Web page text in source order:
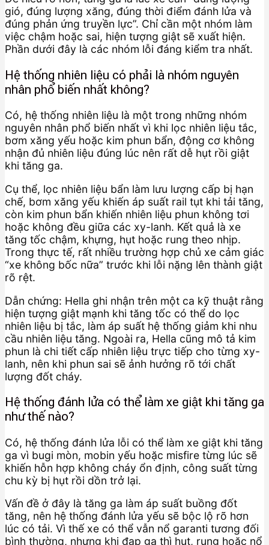
gió, đúng lượng xăng, đúng thời điểm đánh lửa và
đúng phản ứng truyền lực”. Chỉ cần một nhóm làm
việc chậm hoặc sai, hiện tượng giật sẽ xuất hiện.
Phần dưới đây là các nhóm lỗi đáng kiểm tra nhất.
Hệ thống nhiên liệu có phải là nhóm nguyên
nhân phổ biến nhất không?
Có, hệ thống nhiên liệu là một trong những nhóm
nguyên nhân phổ biến nhất vì khi lọc nhiên liệu tắc,
bơm xăng yếu hoặc kim phun bẩn, động cơ không
nhận đủ nhiên liệu đúng lúc nên rất dễ hụt rồi giật
khi tăng ga.
Cụ thể, lọc nhiên liệu bẩn làm lưu lượng cấp bị hạn
chế, bơm xăng yếu khiến áp suất rail tụt khi tải tăng,
còn kim phun bẩn khiến nhiên liệu phun không tơi
hoặc không đều giữa các xy-lanh. Kết quả là xe
tăng tốc chậm, khựng, hụt hoặc rung theo nhịp.
Trong thực tế, rất nhiều trường hợp chủ xe cảm giác
“xe không bốc nữa” trước khi lỗi nặng lên thành giật
rõ rệt.
Dẫn chứng: Hella ghi nhận trên một ca kỹ thuật rằng
hiện tượng giật mạnh khi tăng tốc có thể do lọc
nhiên liệu bị tắc, làm áp suất hệ thống giảm khi nhu
cầu nhiên liệu tăng. Ngoài ra, Hella cũng mô tả kim
phun là chi tiết cấp nhiên liệu trực tiếp cho từng xy-
lanh, nên khi phun sai sẽ ảnh hưởng rõ tới chất
lượng đốt cháy.
Hệ thống đánh lửa có thể làm xe giật khi tăng ga
như thế nào?
Có, hệ thống đánh lửa lỗi có thể làm xe giật khi tăng
ga vì bugi mòn, mobin yếu hoặc misfire từng lúc sẽ
khiến hỗn hợp không cháy ổn định, công suất từng
chu kỳ bị hụt rồi dồn trở lại.
Vấn đề ở đây là tăng ga làm áp suất buồng đốt
tăng, nên hệ thống đánh lửa yếu sẽ bộc lộ rõ hơn
lúc có tải. Vì thế xe có thể vẫn nổ garanti tương đối
bình thường, nhưng khi đạp ga thì hụt, rung hoặc nổ